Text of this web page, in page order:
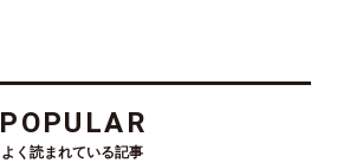
POPULAR
よく読まれている記事